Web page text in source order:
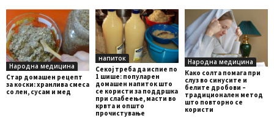
Народна медицина
Стар домашен рецепт
за коски: хранлива смеса
со лен, сусам и мед
напиток
Секој треба да испие по
1 шише: популарен
домашен напиток што
се користи за поддршка
при слабеење, масти во
крвта и општо
прочистување
Народна медицина
Како солта помага при
слуз во синусите и
белите дробови –
традиционален метод
што повторно се
користи